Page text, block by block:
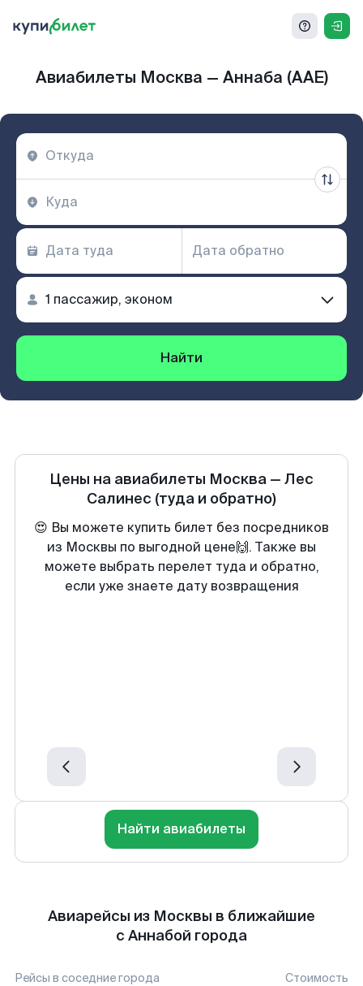
Авиабилеты Москва — Аннаба (AAE)
Найти
Цены на авиабилеты Москва — Лес
Салинес (туда и обратно)
😍 Вы можете купить билет без посредников
из Москвы по выгодной цене🙌. Также вы
можете выбрать перелет туда и обратно,
если уже знаете дату возвращения
Найти авиабилеты
Авиарейсы из Москвы в ближайшие
с Аннабой города
Рейсы в соседние города Стоимость